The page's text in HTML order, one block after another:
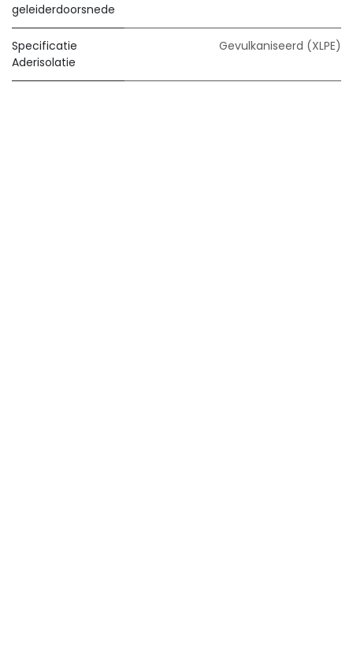
geleiderdoorsnede
Specificatie
Aderisolatie
Gevulkaniseerd (XLPE)